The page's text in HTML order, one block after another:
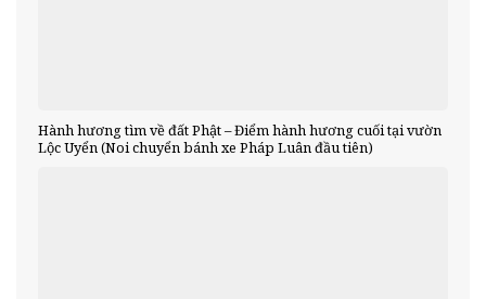
Hành hương tìm về đất Phật – Điểm hành hương cuối tại vườn
Lộc Uyển (Noi chuyển bánh xe Pháp Luân đầu tiên)